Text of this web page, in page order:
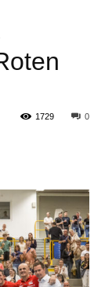
0
1729